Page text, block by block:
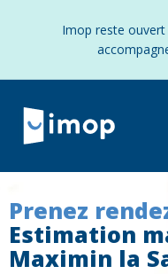
Imop reste
Prenez
Estimation
Maximin la